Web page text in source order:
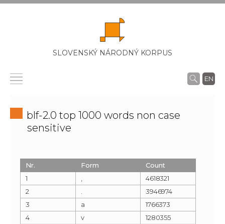
SLOVENSKÝ NÁRODNÝ KORPUS
EN
blf-2.0 top 1000 words non case
sensitive
Nr. Form
Count
1
4618321
2
3946974
3
a
1766373
4
v
1280355